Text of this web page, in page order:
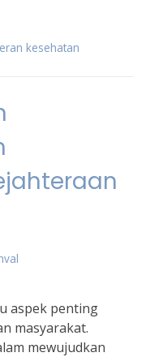
kesehatan
aspek penting
masyarakat.
mewujudkan